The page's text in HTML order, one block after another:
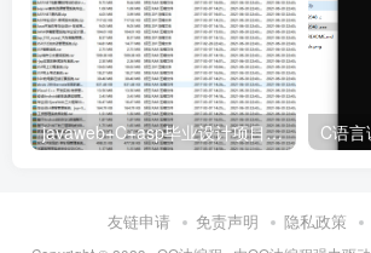
javaweb+C+asp毕业设计项目合集免费下载
友链申请 免责声明 隐私政策